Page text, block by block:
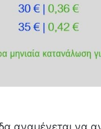
αναμένεται να